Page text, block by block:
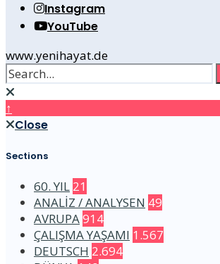
Instagram
YouTube
www.yenihayat.de
↑
Close
Sections
60. YIL 21
ANALİZ / ANALYSEN 49
AVRUPA914
ÇALIŞMA YAŞAMI 1.567
DEUTSCH 2.694